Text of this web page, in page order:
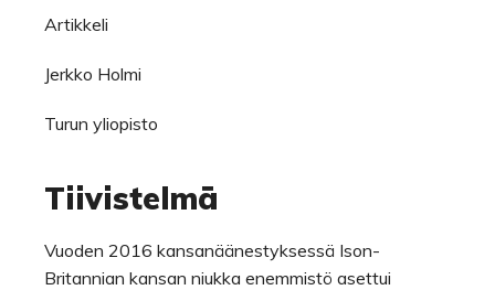
Artikkeli
Jerkko Holmi
Turun yliopisto
Tiivistelmä
Vuoden 2016 kansanäänestyksessä Ison-
Britannian kansan niukka enemmistö asettui